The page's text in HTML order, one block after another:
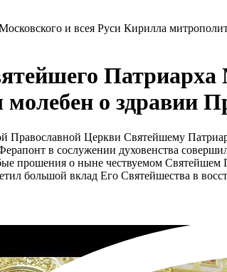
и всея Руси Кирилла
о здравии
Православной Церкви Святейшему
в сослужении духовенства
прошения о ныне чествуемом Святейшем
большой вклад Его Святейшества в